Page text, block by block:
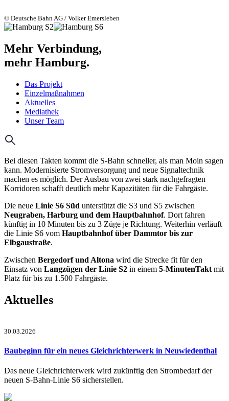
© Deutsche Bahn AG / Volker Emersleben
Mehr Verbindung,
mehr Hamburg.
Das Projekt
Einzelmaßnahmen
Aktuelles
Mediathek
Unser Team
Bei diesen Takten kommt die S-Bahn schneller, als man Moin sagen
kann. Modernisierte Stromversorgung und neue Signaltechnik
machen es möglich. Der Ausbau von zwei stark nachgefragten
Korridoren schafft deutlich mehr Kapazitäten für die Fahrgäste.
Die neue Linie S6 Süd unterstützt die S3 und S5 zwischen
Neugraben, Harburg und dem Hauptbahnhof. Dort fahren
künftig in 10 Minuten bis zu 3 Züge je Richtung. Weiterhin verläuft
die Linie S6 vom Hauptbahnhof über Dammtor bis zur
Elbgaustraße.
Zwischen Bergedorf und Altona wird die Strecke fit für den
Einsatz von Langzügen der Linie S2 in einem 5-MinutenTakt mit
Platz für bis zu 1.500 Fahrgäste.
Aktuelles
30.03.2026
Baubeginn für ein neues Gleichrichterwerk in Neuwiedenthal
Das neue Gleichrichterwerk wird zukünftig den Strombedarf der
neuen S-Bahn-Linie S6 sicherstellen.